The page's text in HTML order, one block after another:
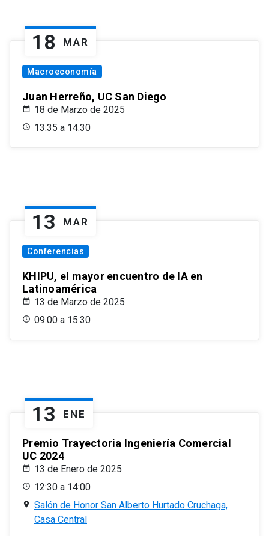
18 MAR
Macroeconomía
Juan Herreño, UC San Diego
18 de Marzo de 2025
13:35 a 14:30
13 MAR
Conferencias
KHIPU, el mayor encuentro de IA en
Latinoamérica
13 de Marzo de 2025
09:00 a 15:30
13 ENE
Premio Trayectoria Ingeniería Comercial
UC 2024
13 de Enero de 2025
12:30 a 14:00
Salón de Honor San Alberto Hurtado Cruchaga,
Casa Central